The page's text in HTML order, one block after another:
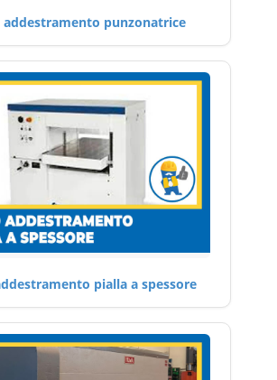
addestramento punzonatrice
pialla a spessore